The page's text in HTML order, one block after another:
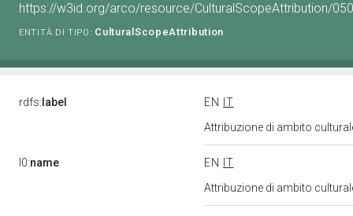
https://w3id.org/arco/resource/CulturalScopeAttribution/
ENTITÀ DI TIPO: CulturalScopeAttribution
rdfs: label EN
IT
Attribuzione di ambito
l0:name EN
IT
Attribuzione di ambito